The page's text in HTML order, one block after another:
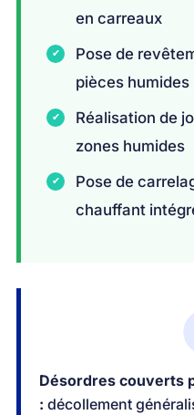
en carreaux
Pose de
pièces
Réalisation de
zones humides
Pose de
chauffant
Désordres couverts
: décollement